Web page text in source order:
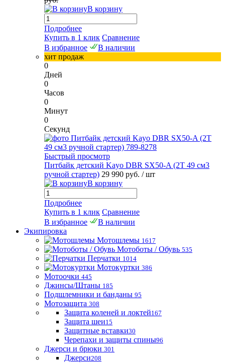
В корзину
Подробнее
Купить в 1 клик Сравнение
В избранное
В наличии
хит продаж
0
Дней
0
Часов
0
Минут
0
Секунд
Быстрый просмотр
Питбайк детский Kayo DBR SX50-A (2T 49 см3
ручной стартер) 29 990 руб. / шт
В корзину
Подробнее
Купить в 1 клик Сравнение
В избранное
В наличии
Экипировка
Мотошлемы 1617
Мотоботы / Обувь 535
Перчатки 1014
Мотокуртки 386
Мотоочки 445
Джинсы/Штаны 185
Подшлемники и банданы 95
Мотозащита 308
Защита коленей и локтей167
Защита шеи15
Защитные вставки30
Черепахи и защиты спины96
Джерси и брюки 301
Джерси208